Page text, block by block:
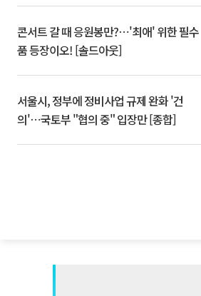
콘서트 갈 때 응원봉만?⋯'최애' 위한 필수
품 등장이오! [솔드아웃]
서울시, 정부에 정비사업 규제 완화 '건
의'⋯국토부 "협의 중" 입장만 [종합]